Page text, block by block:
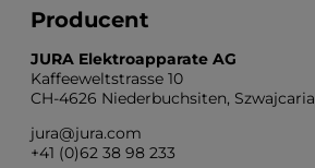
Producent
JURA Elektroapparate AG
Kaffeeweltstrasse 10
CH-4626 Niederbuchsiten, Szwajcaria
jura@jura.com
+41 (0)62 38 98 233